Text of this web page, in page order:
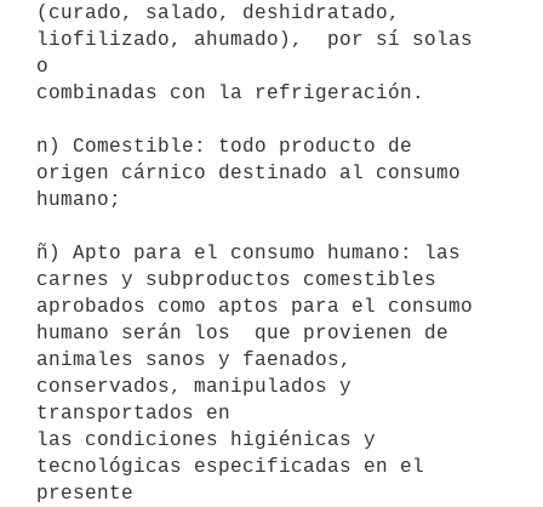
(curado, salado, deshidratado,
liofilizado, ahumado),  por sí solas
o
combinadas con la refrigeración.
n) Comestible: todo producto de
origen cárnico destinado al consumo
humano;
ñ) Apto para el consumo humano: las
carnes y subproductos comestibles
aprobados como aptos para el consumo
humano serán los  que provienen de
animales sanos y faenados,
conservados, manipulados y
transportados en
las condiciones higiénicas y
tecnológicas especificadas en el
presente